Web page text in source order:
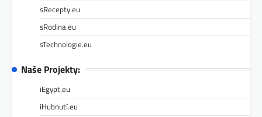
sRecepty.eu
sRodina.eu
sTechnologie.eu
Naše Projekty:
iEgypt.eu
iHubnutí.eu